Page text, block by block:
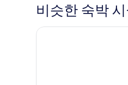
침
대
위
킹
비슷한 숙박
L7 웨스트 레이크 하노이,